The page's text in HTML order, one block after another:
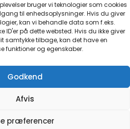
bruger vi teknologier som cookies
til enhedsoplysninger. Hvis du giver
kan vi behandle data som f.eks.
på dette websted. Hvis du ikke giver
samtykke tilbage, kan det have en
funktioner og egenskaber.
Godkend
Afvis
præferencer
| Design:Newspaperly WordPress